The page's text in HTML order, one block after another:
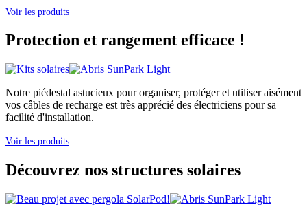
Voir les produits
Protection et rangement efficace !
Notre piédestal astucieux pour organiser, protéger et utiliser aisément
vos câbles de recharge est très apprécié des électriciens pour sa
facilité d'installation.
Voir les produits
Découvrez nos structures solaires